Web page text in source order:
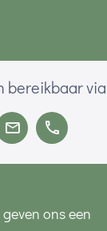
bereikbaar via
ons een